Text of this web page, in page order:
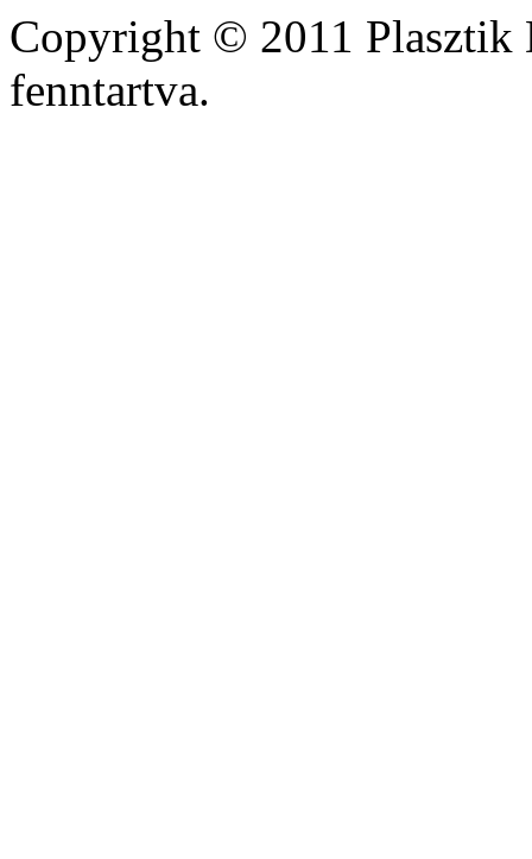
Copyright © 2011
fenntartva.